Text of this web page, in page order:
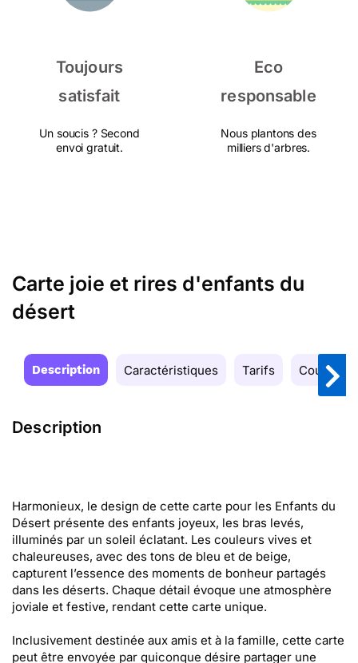
Toujours
satisfait
Un soucis ? Second
envoi gratuit.
Eco
responsable
Nous plantons des
milliers d'arbres.
Carte joie et rires d'enfants du
désert
Description Caractéristiques Tarifs Couleurs
Description
Harmonieux, le design de cette carte pour les Enfants du
Désert présente des enfants joyeux, les bras levés,
illuminés par un soleil éclatant. Les couleurs vives et
chaleureuses, avec des tons de bleu et de beige,
capturent l’essence des moments de bonheur partagés
dans les déserts. Chaque détail évoque une atmosphère
joviale et festive, rendant cette carte unique.
Inclusivement destinée aux amis et à la famille, cette carte
peut être envoyée par quiconque désire partager une